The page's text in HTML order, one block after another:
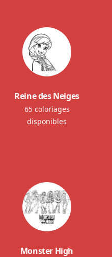
Reine des Neiges
65 coloriages
disponibles
Monster High